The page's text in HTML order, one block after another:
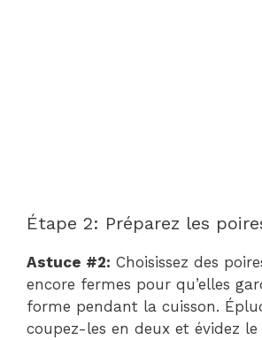
Étape 2: Préparez les
Astuce #2: Choisissez des
encore fermes pour qu’elles
forme pendant la cuisson.
coupez-les en deux et évidez